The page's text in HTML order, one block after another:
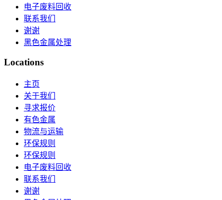
电子废料回收
联系我们
谢谢
黑色金属处理
Locations
主页
关于我们
寻求报价
有色金属
物流与运输
环保规则
环保规则
电子废料回收
联系我们
谢谢